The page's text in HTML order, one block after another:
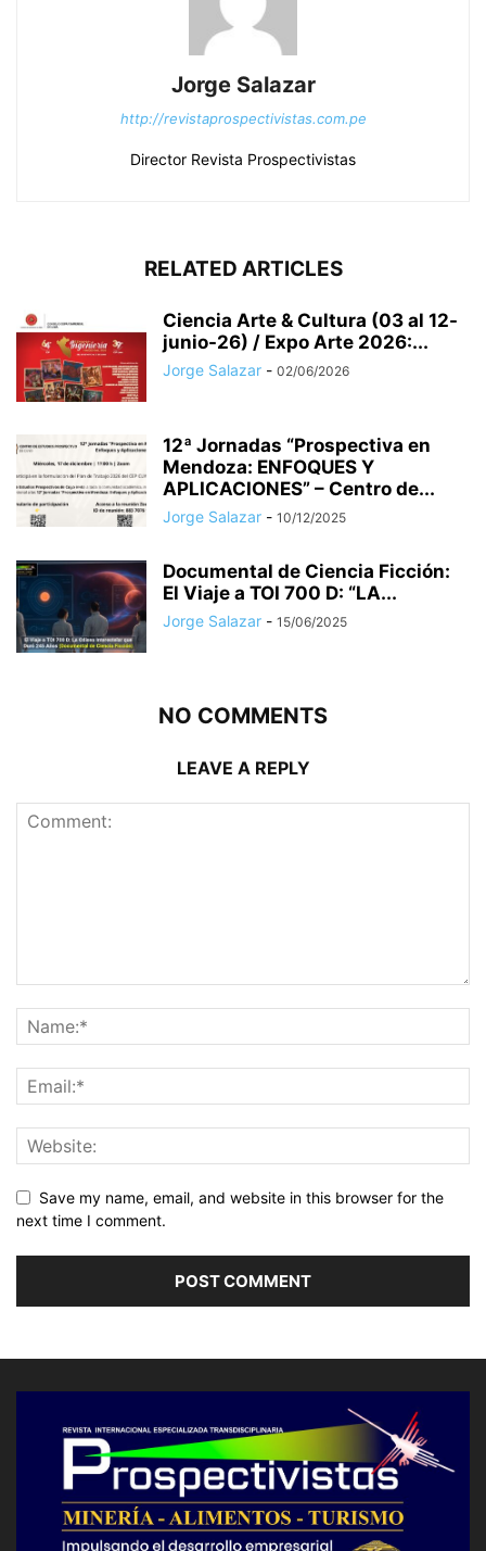
Jorge Salazar
http://revistaprospectivistas.com.pe
Director Revista Prospectivistas
RELATED ARTICLES
Ciencia Arte & Cultura (03 al 12-
junio-26) / Expo Arte 2026:...
Jorge Salazar - 02/06/2026
12ª Jornadas “Prospectiva en
Mendoza: ENFOQUES Y
APLICACIONES” – Centro de...
Jorge Salazar - 10/12/2025
Documental de Ciencia Ficción:
El Viaje a TOI 700 D: “LA...
Jorge Salazar - 15/06/2025
NO COMMENTS
LEAVE A REPLY
Save my name, email, and website in this browser for the
next time I comment.